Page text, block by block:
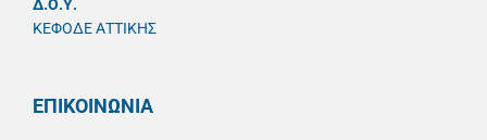
Δ.Ο.Υ.
ΚΕΦΟΔΕ ΑΤΤΙΚΗΣ
ΕΠΙΚΟΙΝΩΝΙΑ